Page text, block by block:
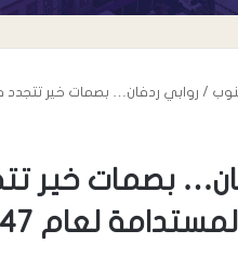
/ روابي ردفان… بصمات خير تتجدد في
بصمات خير
لعام 1447هـ – 2025م